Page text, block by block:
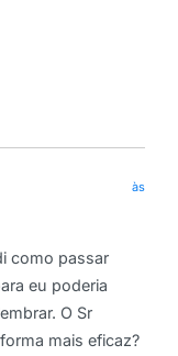
às
como passar
eu poderia
O Sr
mais eficaz?